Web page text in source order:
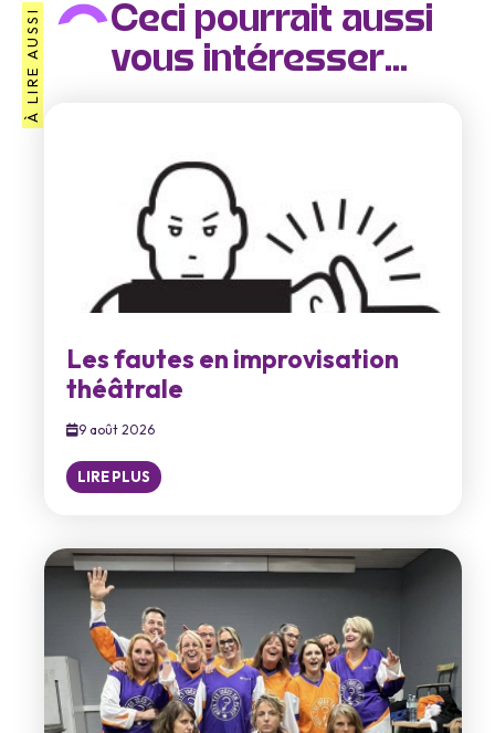
À LIRE AUSSI
Ceci pourrait aussi
vous intéresser...
Les fautes en improvisation
théâtrale
9 août 2026
LIRE PLUS